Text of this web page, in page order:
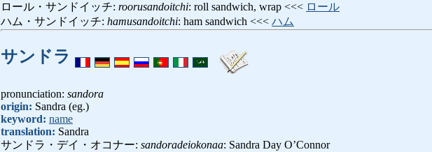
ロール・サンドイッチ: roorusandoitchi: roll sandwich, wrap <<< ロール
ハム・サンドイッチ: hamusandoitchi: ham sandwich <<< ハム
サンドラ
pronunciation: sandora
origin: Sandra (eg.)
keyword: name
translation: Sandra
サンドラ・デイ・オコナー: sandoradeiokonaa: Sandra Day O’Connor